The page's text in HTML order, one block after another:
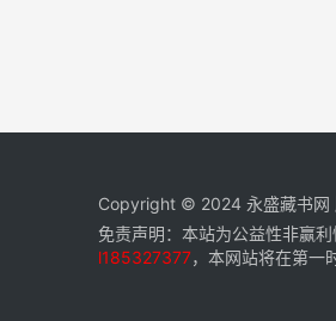
Copyright © 2024 永盛藏书网
免责声明：本站为公益性非赢
l185327377，本网站将在第一